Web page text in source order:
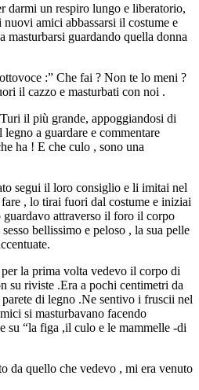
darmi un respiro lungo e liberatorio,
amici abbassarsi il costume e
guardando quella donna
:” Che fai ? Non te lo meni ?
il cazzo e masturbati con noi .
il più grande, appoggiandosi di
a guardare e commentare
ha ! E che culo , sono una
segui il loro consiglio e li imitai nel
, lo tirai fuori dal costume e iniziai
guardavo attraverso il foro il corpo
bellissimo e peloso , la sua pelle
la prima volta vedevo il corpo di
su riviste .Era a pochi centimetri da
di legno .Ne sentivo i fruscii nel
si masturbavano facendo
su “la figa ,il culo e le mammelle -di
da quello che vedevo , mi era venuto